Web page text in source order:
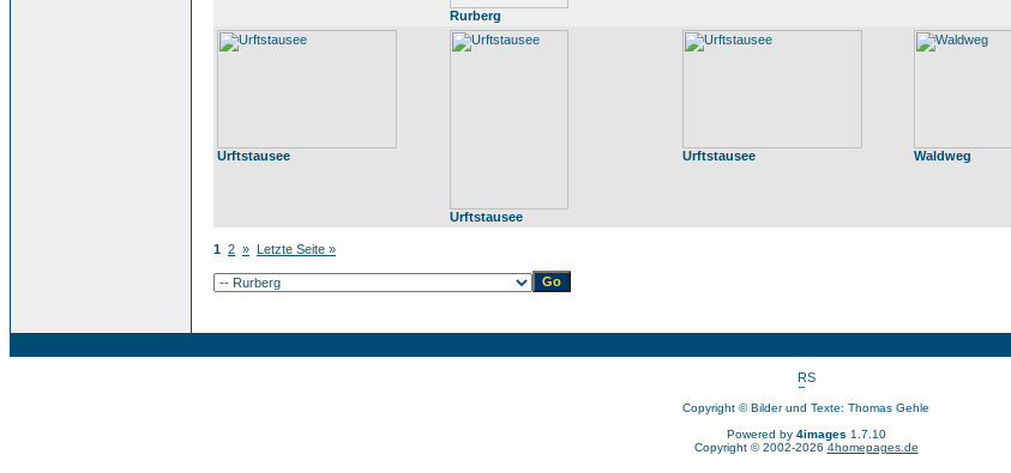
Rurberg
Urftstausee
Urftstausee
Urftstausee Waldweg
1 2 » Letzte Seite »
Copyright © Bilder und Texte: Thomas Gehle
Powered by 4images 1.7.10
Copyright © 2002-2026 4homepages.de